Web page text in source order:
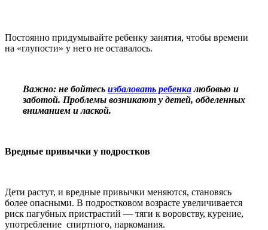
Постоянно придумывайте ребенку занятия, чтобы времени
на «глупости» у него не оставалось.
Важно: не бойтесь избаловать ребенкалюбовью и
заботой. Проблемы возникают у детей, обделенных
вниманием и лаской.
Вредные привычки у подростков
Дети растут, и вредные привычки меняются, становясь
более опасными. В подростковом возрасте увеличивается
риск пагубных пристрастий — тяги к воровству, курение,
употребление спиртного, наркомания.